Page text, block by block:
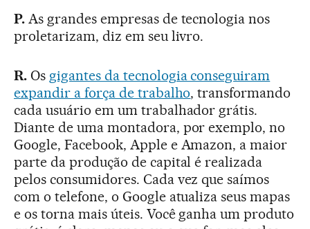
P. As grandes empresas de tecnologia nos
proletarizam, diz em seu livro.
R.Os gigantes da tecnologia conseguiram
expandir a força de trabalho, transformando
cada usuário em um trabalhador grátis.
Diante de uma montadora, por exemplo, no
Google, Facebook, Apple e Amazon, a maior
parte da produção de capital é realizada
pelos consumidores. Cada vez que saímos
com o telefone, o Google atualiza seus mapas
e os torna mais úteis. Você ganha um produto